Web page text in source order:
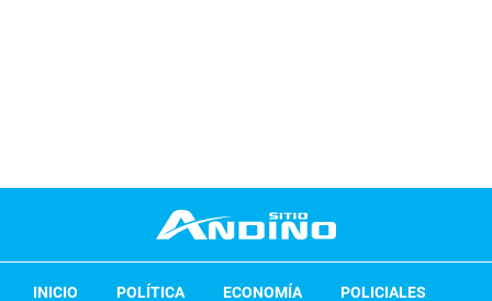
INICIO POLÍTICA ECONOMÍA POLICIALES